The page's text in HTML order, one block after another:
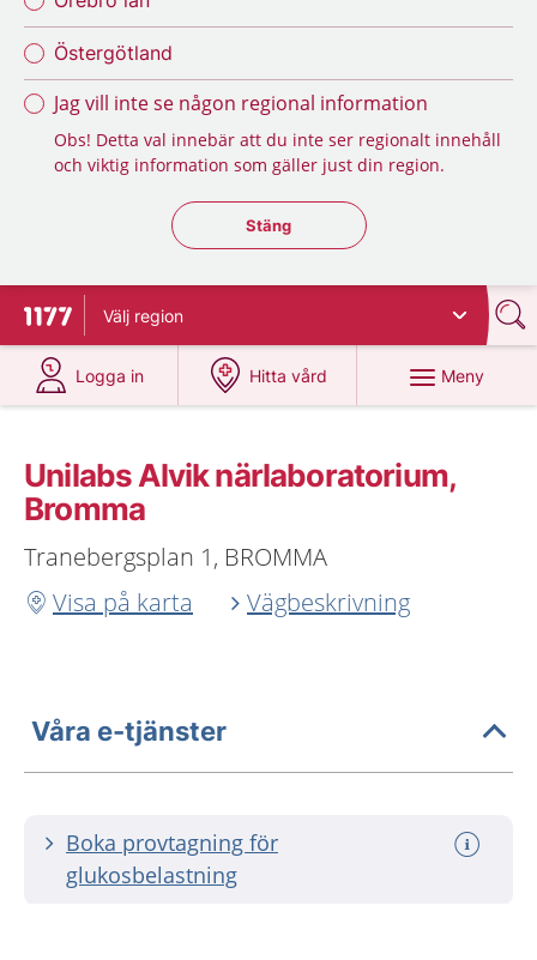
Östergötland
Jag vill inte se någon regional information
Obs! Detta val innebär att du inte ser regionalt innehåll
och viktig information som gäller just din region.
Stäng regionsväljaren
Stäng
Till startsidan för 1177
Välj region
Logga in
på 1177.se
Hitta vård
på 1177.se
Meny
Unilabs Alvik närlaboratorium,
Bromma
Tranebergsplan 1, BROMMA
Visa på karta
Vägbeskrivning
Våra e-tjänster
Boka provtagning för
glukosbelastning